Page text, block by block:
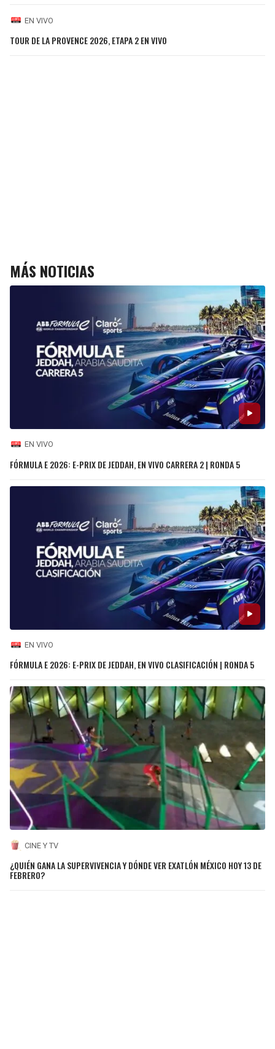
EN VIVO
TOUR DE LA PROVENCE 2026, ETAPA 2 EN VIVO
MÁS NOTICIAS
EN VIVO
FÓRMULA E 2026: E-PRIX DE JEDDAH, EN VIVO CARRERA 2 | RONDA 5
EN VIVO
FÓRMULA E 2026: E-PRIX DE JEDDAH, EN VIVO CLASIFICACIÓN | RONDA 5
CINE Y TV
¿QUIÉN GANA LA SUPERVIVENCIA Y DÓNDE VER EXATLÓN MÉXICO HOY 13 DE
FEBRERO?